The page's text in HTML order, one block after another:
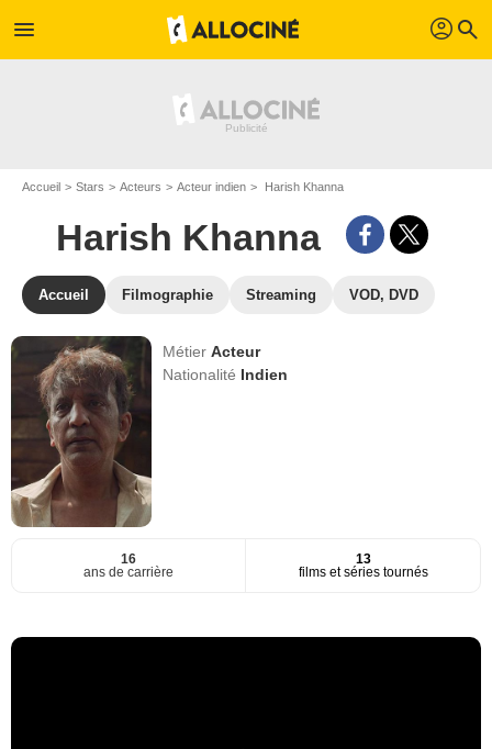
menu profil search
Accueil Stars Acteurs Acteur indien Harish Khanna
Harish Khanna
Accueil Filmographie Streaming VOD, DVD
MétierActeur
Nationalité Indien
16
ans de carrière
13
films et séries tournés